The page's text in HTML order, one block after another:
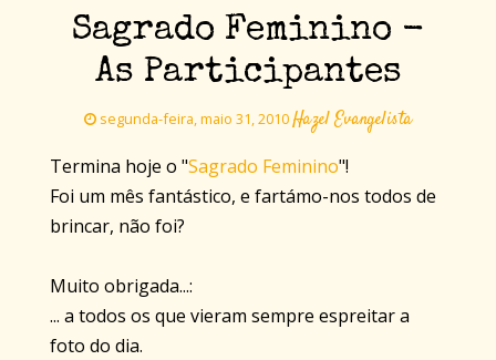
Sagrado Feminino -
As Participantes
segunda-feira, maio 31, 2010Hazel Evangelista
Termina hoje o "Sagrado Feminino"!
Foi um mês fantástico, e fartámo-nos todos de
brincar, não foi?
Muito obrigada...:
... a todos os que vieram sempre espreitar a
foto do dia.